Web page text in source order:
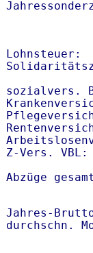
sozialvers.
Z-Vers.
Abzüge